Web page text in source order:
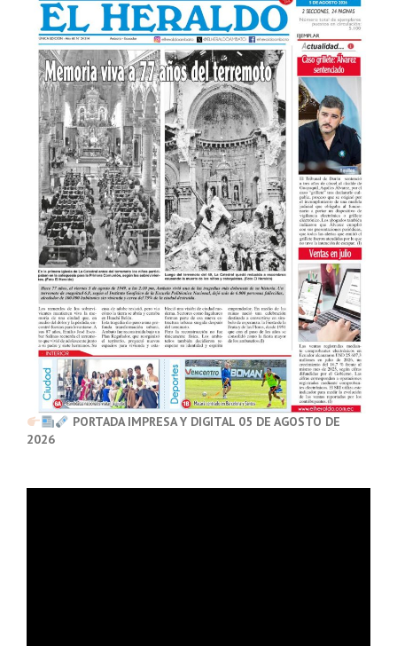
PORTADA IMPRESA Y DIGITAL 05 DE AGOSTO DE
2026